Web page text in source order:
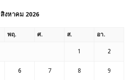
สิงหาคม 2026
พฤ. ศ. ส. อา.
1 2
6 7 8 9